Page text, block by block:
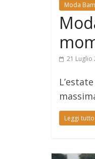
Moda
21 Luglio
Leggi tutto